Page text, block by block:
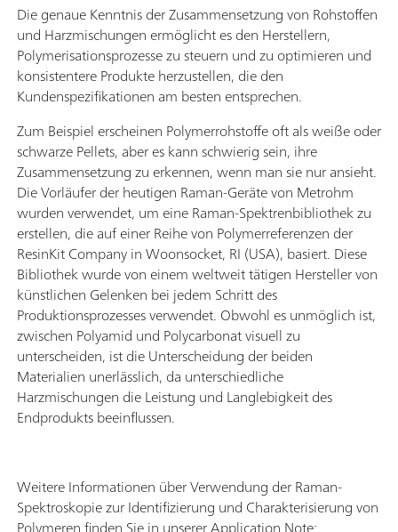
Die genaue Kenntnis der Zusammensetzung von Rohstoffen
und Harzmischungen ermöglicht es den Herstellern,
Polymerisationsprozesse zu steuern und zu optimieren und
konsistentere Produkte herzustellen, die den
Kundenspezifikationen am besten entsprechen.
Zum Beispiel erscheinen Polymerrohstoffe oft als weiße oder
schwarze Pellets, aber es kann schwierig sein, ihre
Zusammensetzung zu erkennen, wenn man sie nur ansieht.
Die Vorläufer der heutigen Raman-Geräte von Metrohm
wurden verwendet, um eine Raman-Spektrenbibliothek zu
erstellen, die auf einer Reihe von Polymerreferenzen der
ResinKit Company in Woonsocket, RI (USA), basiert. Diese
Bibliothek wurde von einem weltweit tätigen Hersteller von
künstlichen Gelenken bei jedem Schritt des
Produktionsprozesses verwendet. Obwohl es unmöglich ist,
zwischen Polyamid und Polycarbonat visuell zu
unterscheiden, ist die Unterscheidung der beiden
Materialien unerlässlich, da unterschiedliche
Harzmischungen die Leistung und Langlebigkeit des
Endprodukts beeinflussen.
Weitere Informationen über Verwendung der Raman-
Spektroskopie zur Identifizierung und Charakterisierung von